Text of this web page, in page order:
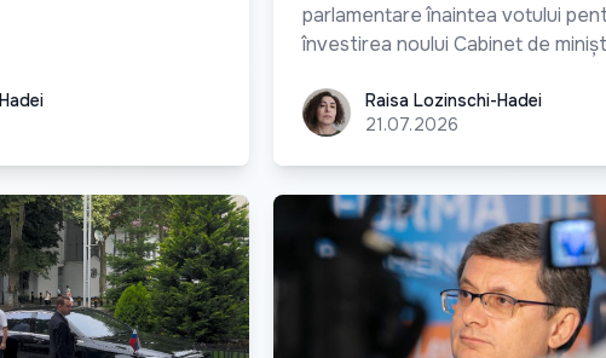
parlamentare înaintea votului
învestirea noului Cabinet de
Raisa Lozinschi-Hadei
Raisa Lozinschi-Hadei
21.07.2026